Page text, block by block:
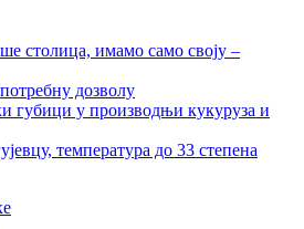
столица, имамо само своју –
дозволу
губици у производњи кукуруза и
температура до 33 степена